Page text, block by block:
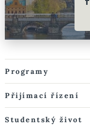
Programy
Přijímací řízení
Studentský život